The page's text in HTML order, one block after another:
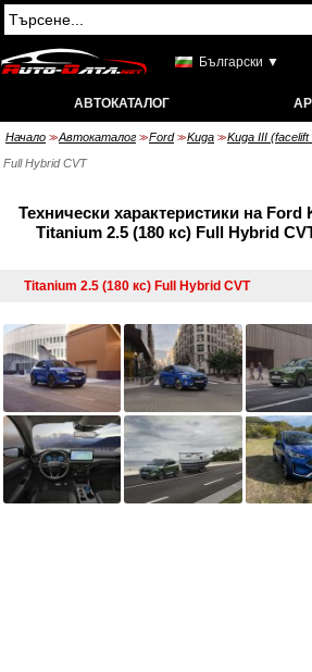
Български ▼
АВТОКАТАЛОГ API
Начало >> Автокаталог >> Ford >> Kuga >> Kuga III (facelift
Full Hybrid CVT
Технически характеристики на Ford
Titanium 2.5 (180 кс) Full Hybrid